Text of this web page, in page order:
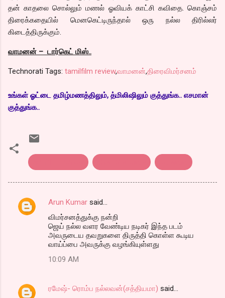
தன் காதலை சொல்லும் மணல் ஓவியக் காட்சி கவிதை. கொஞ்சம்
திரைக்கதையில் மெனகெட்டிருந்தால் ஒரு நல்ல திரில்லர்
கிடைத்திருக்கும்.
வாமனன் – டார்கெட் மிஸ்..
Technorati Tags: tamilfilm review,வாமனன்,திரைவிமர்சனம்
உங்கள் ஓட்டை தமிழ்மணத்திலும், த்மிலிஷிலும் குத்துங்க.. எசமான்
குத்துங்க..
C
t
Arun Kumar said…
விமர்சனத்துக்கு நன்றி
ஜெய் நல்ல வளர வேண்டிய நடிகர் இந்த படம்
அவருடைய தவறுகளை திருத்தி கொள்ள கூடிய
வாய்ப்பை அவருக்கு வழங்கியுள்ளது
10:09 AM
ரமேஷ்- ரொம்ப நல்லவன்(சத்தியமா) said…